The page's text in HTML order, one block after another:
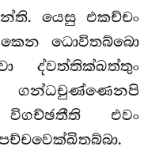
යෙසු එකච්චං
ධොවිතබ්බො
ද්වත්තික්ඛත්තුං
ගන්ධචුණ්ණෙනපි
එවං